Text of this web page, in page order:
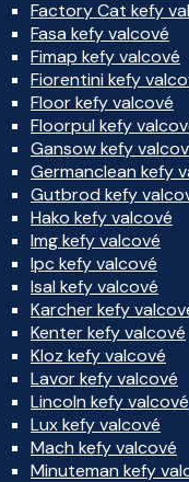
Factory Cat kefy
Fasa kefy valcové
Fimap kefy valcové
Fiorentini kefy
Floor kefy valcové
Floorpul kefy
Gansow kefy
Germanclean kefy
Gutbrod kefy
Hako kefy valcové
Img kefy valcové
Ipc kefy valcové
Isal kefy valcové
Karcher kefy
Kenter kefy valcové
Kloz kefy valcové
Lavor kefy valcové
Lincoln kefy valcové
Lux kefy valcové
Mach kefy valcové
Minuteman kefy